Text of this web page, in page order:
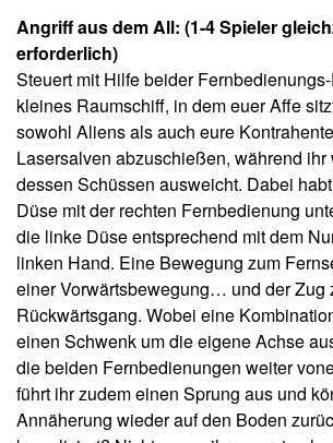
kompliziert? Nicht, wenn ihr es erstmal
verinnerlicht habt!
Werd' den Dieb los (1-4 Gleichzeitig)
An den Palmen hängen mehrere
es einige Diebe abgesehen haben.
euch mittels Steuerkreuz an die richtige
mit ruckartigen Aufwärtsbewegungen
die dreisten Störenfriede von den
dabei aber auch auf die Bälle am
rechtzeitig mittels A-Knopf hinweg
nicht aus dem Bildschirm heraus
Das würde nur unnötig Zeit kosten, in
wieder einige Bananen klaut.
Bananenfang: (1-4 Spieler gleichzeitig)